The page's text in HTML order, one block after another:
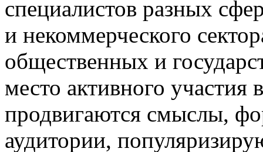
специалистов разных
и некоммерческого
общественных и
место активного участия
продвигаются смыслы,
аудитории,